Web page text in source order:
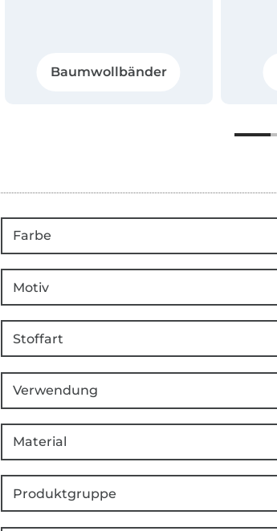
Baumwollbänder
Farbe
Motiv
Stoffart
Verwendung
Material
Produktgruppe